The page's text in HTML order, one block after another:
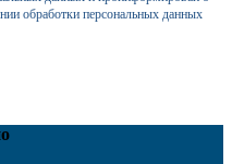
обработки персональных данных